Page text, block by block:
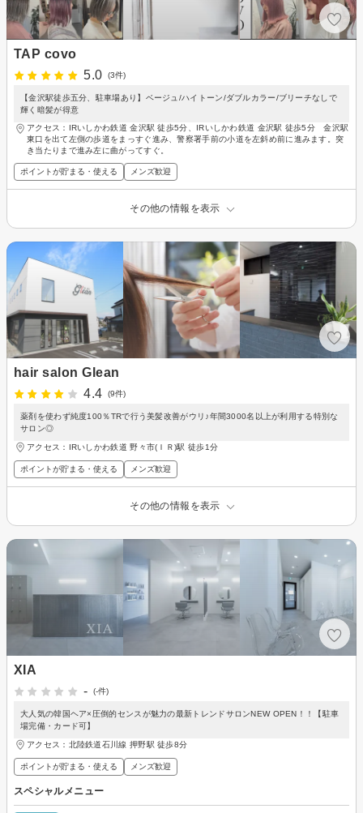
TAP covo
5.0
(3件)
【金沢駅徒歩五分、駐車場あり】ベージュ/ハイトーン/ダブルカラー/ブリーチなしで
輝く暗髪が得意
アクセス：IRいしかわ鉄道 金沢駅 徒歩5分、IRいしかわ鉄道 金沢駅 徒歩5分 金沢駅
東口を出て左側の歩道をまっすぐ進み、警察署手前の小道を左斜め前に進みます。突
き当たりまで進み左に曲がってすぐ。
ポイントが貯まる・使える メンズ歓迎
その他の情報を表示
hair salon Glean
4.4
(9件)
薬剤を使わず純度100％TRで行う美髪改善がウリ♪年間3000名以上が利用する特別な
サロン◎
アクセス：IRいしかわ鉄道 野々市(ＩＲ)駅 徒歩1分
ポイントが貯まる・使える メンズ歓迎
その他の情報を表示
XIA
-
(-件)
大人気の韓国ヘア×圧倒的センスが魅力の最新トレンドサロンNEW OPEN！！【駐車
場完備・カード可】
アクセス：北陸鉄道石川線 押野駅 徒歩8分
ポイントが貯まる・使える メンズ歓迎
スペシャルメニュー